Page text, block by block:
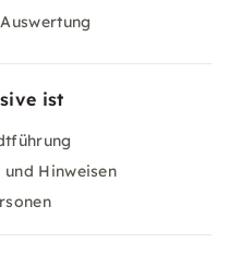
ist
Hinweisen